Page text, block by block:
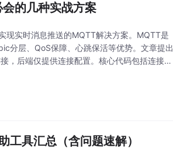
的几种实战方案
现实时消息推送的MQTT解决方案。MQTT是
分层、QoS保障、心跳保活等优势。文章提出
，后端仅提供连接配置。核心代码包括连接工
具汇总（含问题速解）